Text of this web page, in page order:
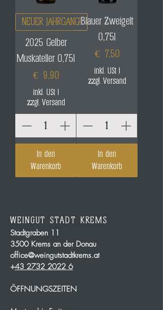
NEUER JAHRGANG!
2025 Gelber
Muskateller 0,75l
Preis
€ 9,90
inkl. USt|
zzgl. Versand
In den
Warenkorb
Blauer Zweigelt
0,75l
Preis
€ 7,50
inkl. USt|
zzgl. Versand
In den
Warenkorb
WEINGUT STADT KREMS
Stadtgraben 11
3500 Krems an der Donau
office@weingutstadtkrems.at
+43 2732 2022 6
ÖFFNUNGSZEITEN